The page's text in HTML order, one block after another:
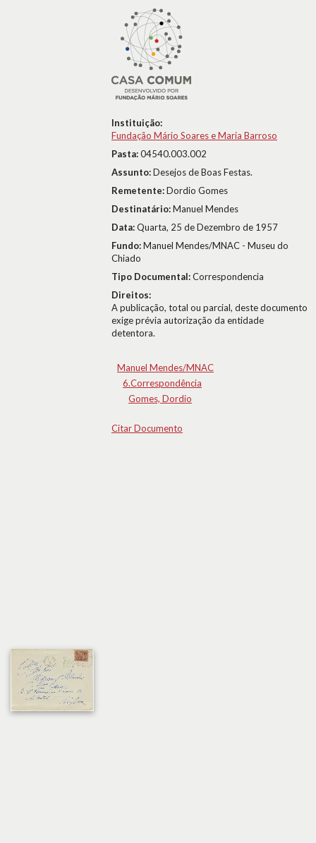
Instituição:
Fundação Mário Soares e Maria Barroso
Pasta:04540.003.002
Assunto:Desejos de Boas Festas.
Remetente:Dordio Gomes
Destinatário:Manuel Mendes
Data:Quarta, 25 de Dezembro de 1957
Fundo:Manuel Mendes/MNAC - Museu do
Chiado
Tipo Documental:Correspondencia
Direitos:
A publicação, total ou parcial, deste documento
exige prévia autorização da entidade
detentora.
Manuel Mendes/MNAC
6.Correspondência
Gomes, Dordio
Citar Documento